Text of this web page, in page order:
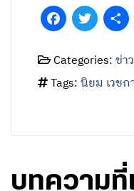
FacebookTwitter
Categories:ข่า
Tags:นิยม เวชก
บทความที่